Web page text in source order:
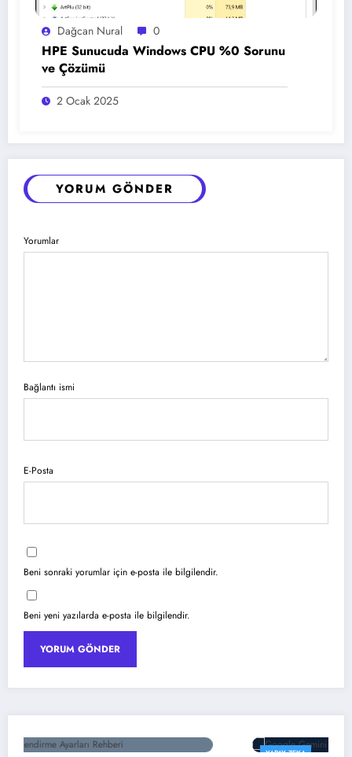
Dağcan Nural 0
HPE Sunucuda Windows CPU %0 Sorunu
ve Çözümü
2 Ocak 2025
YORUM GÖNDER
Yorumlar
Bağlantı ismi
E-Posta
Beni sonraki yorumlar için e-posta ile bilgilendir.
Beni yeni yazılarda e-posta ile bilgilendir.
YAPAY ZEKA